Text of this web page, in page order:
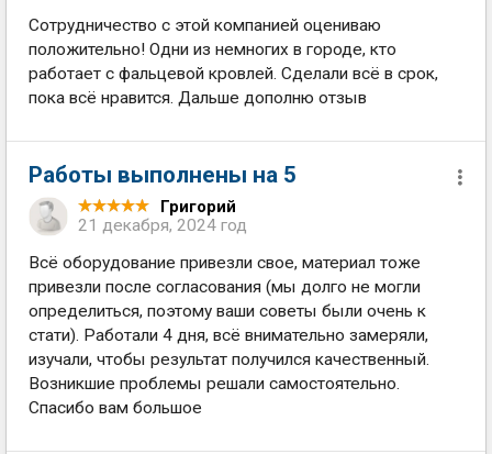
Сотрудничество с этой компанией оцениваю
положительно! Одни из немногих в городе, кто
работает с фальцевой кровлей. Сделали всё в срок,
пока всё нравится. Дальше дополню отзыв
Работы выполнены на 5
Григорий
21 декабря, 2024 год
Всё оборудование привезли свое, материал тоже
привезли после согласования (мы долго не могли
определиться, поэтому ваши советы были очень к
стати). Работали 4 дня, всё внимательно замеряли,
изучали, чтобы результат получился качественный.
Возникшие проблемы решали самостоятельно.
Спасибо вам большое